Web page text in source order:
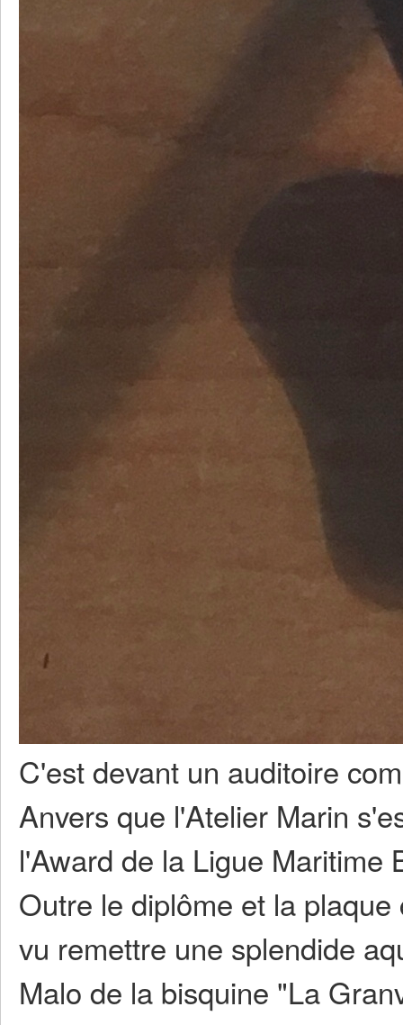
C'est devant un auditoire
Anvers que l'Atelier Marin
l'Award de la Ligue Maritime
Outre le diplôme et la
vu remettre une splendide
Malo de la bisquine "La